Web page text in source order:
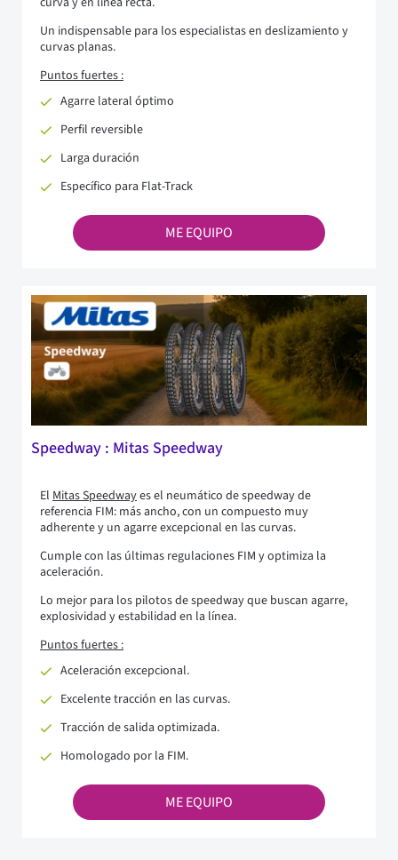
Un indispensable para los especialistas en deslizamiento y
curvas planas.
Puntos fuertes :
Agarre lateral óptimo
Perfil reversible
Larga duración
Específico para Flat-Track
ME EQUIPO
Speedway : Mitas Speedway
El Mitas Speedwayes el neumático de speedway de
referencia FIM: más ancho, con un compuesto muy
adherente y un agarre excepcional en las curvas.
Cumple con las últimas regulaciones FIM y optimiza la
aceleración.
Lo mejor para los pilotos de speedway que buscan agarre,
explosividad y estabilidad en la línea.
Puntos fuertes :
Aceleración excepcional.
Excelente tracción en las curvas.
Tracción de salida optimizada.
Homologado por la FIM.
ME EQUIPO